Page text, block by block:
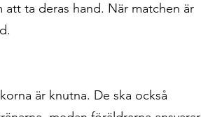
ta deras hand. När matchen är
är knutna. De ska också